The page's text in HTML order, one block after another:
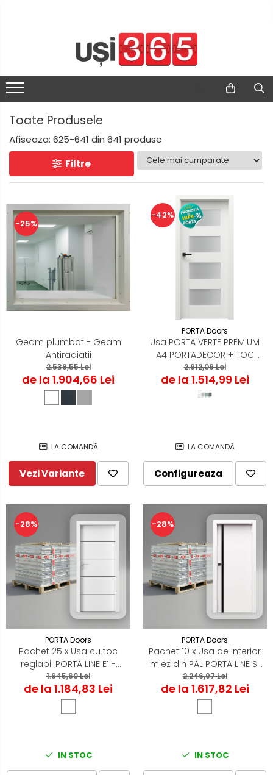
Toate Produsele
Afiseaza: 625-641 din 641 produse
Filtre
-25%
Geam plumbat - Geam
Antiradiatii
2.539,55 Lei
de la 1.904,66 Lei
LA COMANDĂ
Vezi Variante
-42%
PORTA Doors
Usa PORTA VERTE PREMIUM
A4 PORTADECOR + TOC
PORTA SYSTEM
2.612,06 Lei
de la 1.514,99 Lei
LA COMANDĂ
Configureaza
-28%
PORTA Doors
Pachet 25 x Usa cu toc
reglabil PORTA LINE E1 -
ST/DR
1.645,60 Lei
de la 1.184,83 Lei
IN STOC
-28%
PORTA Doors
Pachet 10 x Usa de interior
miez din PAL PORTA LINE S1
cu toc reglabil
2.246,97 Lei
de la 1.617,82 Lei
IN STOC